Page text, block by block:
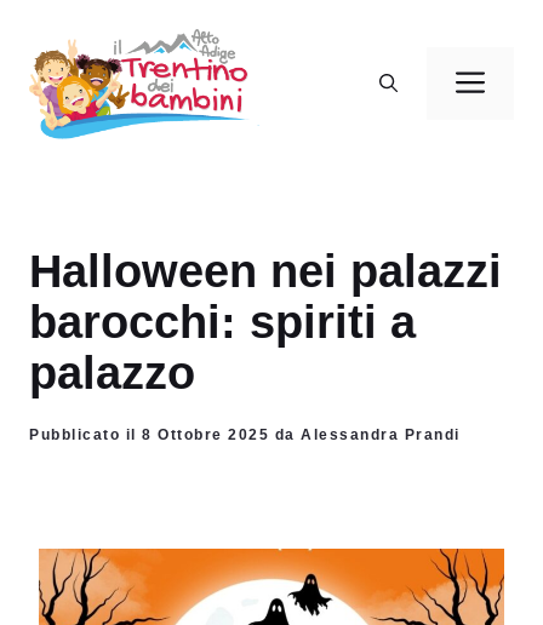
contenuto
Halloween nei palazzi
barocchi: spiriti a
palazzo
Pubblicato il 8 Ottobre 2025 da Alessandra Prandi